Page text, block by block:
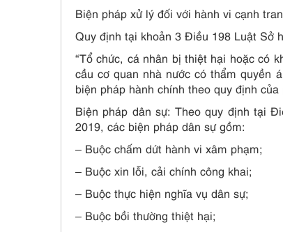
Biện pháp xử lý đối với hành vi cạnh
Quy định tại khoản 3 Điều 198 Luật Sở
“Tổ chức, cá nhân bị thiệt hại hoặc có
cầu cơ quan nhà nước có thẩm quyền
biện pháp hành chính theo quy định
Biện pháp dân sự: Theo quy định tại
2019, các biện pháp dân sự gồm:
– Buộc chấm dứt hành vi xâm phạm;
– Buộc xin lỗi, cải chính công khai;
– Buộc thực hiện nghĩa vụ dân sự;
– Buộc bồi thường thiệt hại;